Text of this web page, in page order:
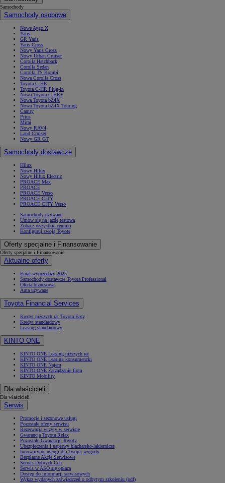
Samochody
Samochody osobowe
Nowe Aygo X
Yaris
GR Yaris
Yaris Cross
Nowy Yaris Cross
Nowy Urban Cruiser
Corolla Hatchback
Corolla Sedan
Corolla TS Kombi
Nowa Corolla Cross
Toyota C-HR
Toyota C-HR Plug-in
Nowa Toyota C-HR+
Nowa Toyota bZ4X
Nowa Toyota bZ4X Touring
Camry
Prius
Mirai
Nowy RAV4
Land Cruiser
Nowy GR GT
Samochody dostawcze
Hilux
Nowy Hilux
Nowy Hilux Electric
PROACE Max
PROACE
PROACE Verso
PROACE CITY
PROACE CITY Verso
Samochody używane
Umów się na jazdę testową
Zobacz wszystkie cenniki
Konfiguruj swoją Toyotę
Oferty specjalne i Finansowanie
Oferty specjalne i Finansowanie
Aktualne oferty
Finał wyprzedaży 2025
Samochody dostawcze Toyota Professional
Oferta biznesowa
Auta używane
Toyota Financial Services
Kredyt niższych rat Toyota Easy
Kredyt standardowy
Leasing standardowy
KINTO ONE
KINTO ONE Leasing niższych rat
KINTO ONE Leasing konsumencki
KINTO ONE Najem
KINTO ONE Zarządzanie flotą
KINTO Mobility
Dla właścicieli
Dla właścicieli
Serwis
Promocje i sezonowe usługi
Pozostałe oferty serwisu
Rezerwacja wizyty w serwisie
Gwarancja Toyota Relax
Pozostałe Gwarancje Toyoty
Ubezpieczenia i naprawy blacharsko-lakiernicze
Innowacyjne usługi dla Twojej wygody
Bezpłatne Akcje Serwisowe
Serwis Dobrych Cen
Serwis w ASO się opłaca
Dostęp do informacji serwisowych
Wykaz wydanych zaświadczeń o odbytym szkoleniu (pdf)